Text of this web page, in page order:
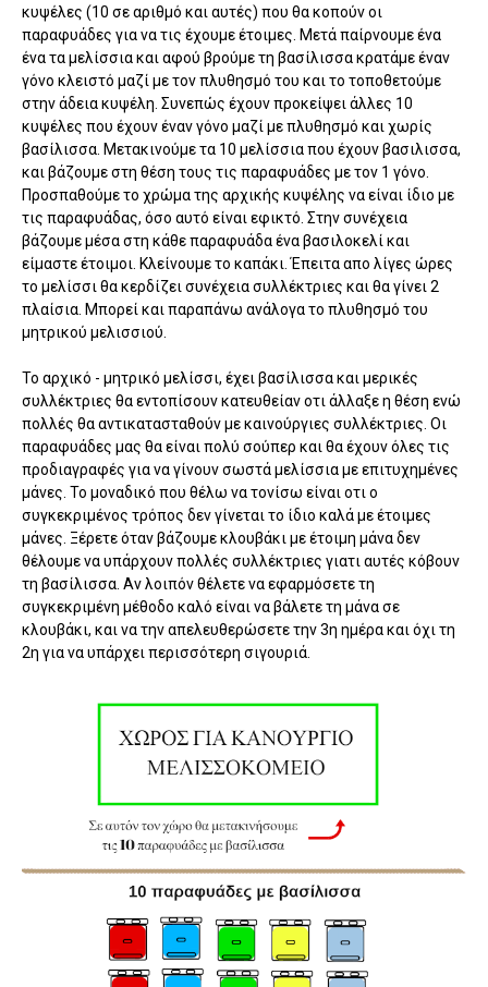
κυψέλες (10 σε αριθμό και αυτές) που θα κοπούν οι
παραφυάδες για να τις έχουμε έτοιμες. Μετά παίρνουμε ένα
ένα τα μελίσσια και αφού βρούμε τη βασίλισσα κρατάμε έναν
γόνο κλειστό μαζί με τον πλυθησμό του και το τοποθετούμε
στην άδεια κυψέλη. Συνεπώς έχουν προκείψει άλλες 10
κυψέλες που έχουν έναν γόνο μαζί με πλυθησμό και χωρίς
βασίλισσα. Μετακινούμε τα 10 μελίσσια που έχουν βασιλισσα,
και βάζουμε στη θέση τους τις παραφυάδες με τον 1 γόνο.
Προσπαθούμε το χρώμα της αρχικής κυψέλης να είναι ίδιο με
τις παραφυάδας, όσο αυτό είναι εφικτό. Στην συνέχεια
βάζουμε μέσα στη κάθε παραφυάδα ένα βασιλοκελί και
είμαστε έτοιμοι. Κλείνουμε το καπάκι. Έπειτα απο λίγες ώρες
το μελίσσι θα κερδίζει συνέχεια συλλέκτριες και θα γίνει 2
πλαίσια. Μπορεί και παραπάνω ανάλογα το πλυθησμό του
μητρικού μελισσιού.
Το αρχικό - μητρικό μελίσσι, έχει βασίλισσα και μερικές
συλλέκτριες θα εντοπίσουν κατευθείαν οτι άλλαξε η θέση ενώ
πολλές θα αντικατασταθούν με καινούργιες συλλέκτριες. Οι
παραφυάδες μας θα είναι πολύ σούπερ και θα έχουν όλες τις
προδιαγραφές για να γίνουν σωστά μελίσσια με επιτυχημένες
μάνες. Το μοναδικό που θέλω να τονίσω είναι οτι ο
συγκεκριμένος τρόπος δεν γίνεται το ίδιο καλά με έτοιμες
μάνες. Ξέρετε όταν βάζουμε κλουβάκι με έτοιμη μάνα δεν
θέλουμε να υπάρχουν πολλές συλλέκτριες γιατι αυτές κόβουν
τη βασίλισσα. Αν λοιπόν θέλετε να εφαρμόσετε τη
συγκεκριμένη μέθοδο καλό είναι να βάλετε τη μάνα σε
κλουβάκι, και να την απελευθερώσετε την 3η ημέρα και όχι τη
2η για να υπάρχει περισσότερη σιγουριά.